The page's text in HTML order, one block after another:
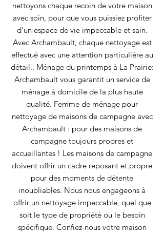
nettoyons chaque recoin de votre maison
avec soin, pour que vous puissiez profiter
d'un espace de vie impeccable et sain.
Avec Archambault, chaque nettoyage est
effectué avec une attention particulière au
détail.. Ménage du printemps à La Prairie:
Archambault vous garantit un service de
ménage à domicile de la plus haute
qualité. Femme de ménage pour
nettoyage de maisons de campagne avec
Archambault : pour des maisons de
campagne toujours propres et
accueillantes ! Les maisons de campagne
doivent offrir un cadre reposant et propre
pour des moments de détente
inoubliables. Nous nous engageons à
offrir un nettoyage impeccable, quel que
soit le type de propriété ou le besoin
spécifique. Confiez-nous votre maison